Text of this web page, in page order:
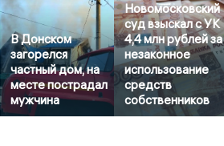
В Донском
загорелся
частный дом, на
месте пострадал
мужчина
Новомосковский
суд взыскал с УК
4,4 млн рублей за
незаконное
использование
средств
собственников